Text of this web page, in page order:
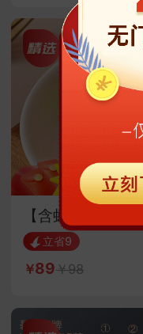
【含虾量≥95%
子 丸料 海鲜水产
立省9
89 98